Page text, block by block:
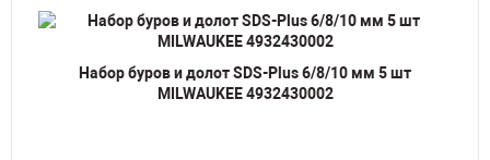
Набор буров и долот SDS-Plus 6/8/10 мм 5 шт
MILWAUKEE 4932430002